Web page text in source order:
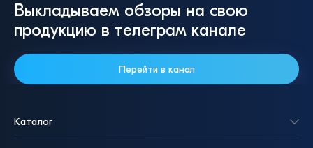
Выкладываем обзоры на свою
продукцию в телеграм канале
Перейти в канал
Каталог